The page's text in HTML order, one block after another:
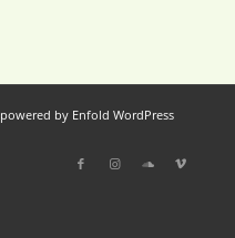
powered by Enfold WordPress